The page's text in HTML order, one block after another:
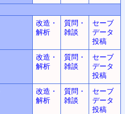
改造・
解析
質問・
雑談
セーブ
データ
投稿
改造・
解析
質問・
雑談
セーブ
データ
投稿
改造・
解析
質問・
雑談
セーブ
データ
投稿